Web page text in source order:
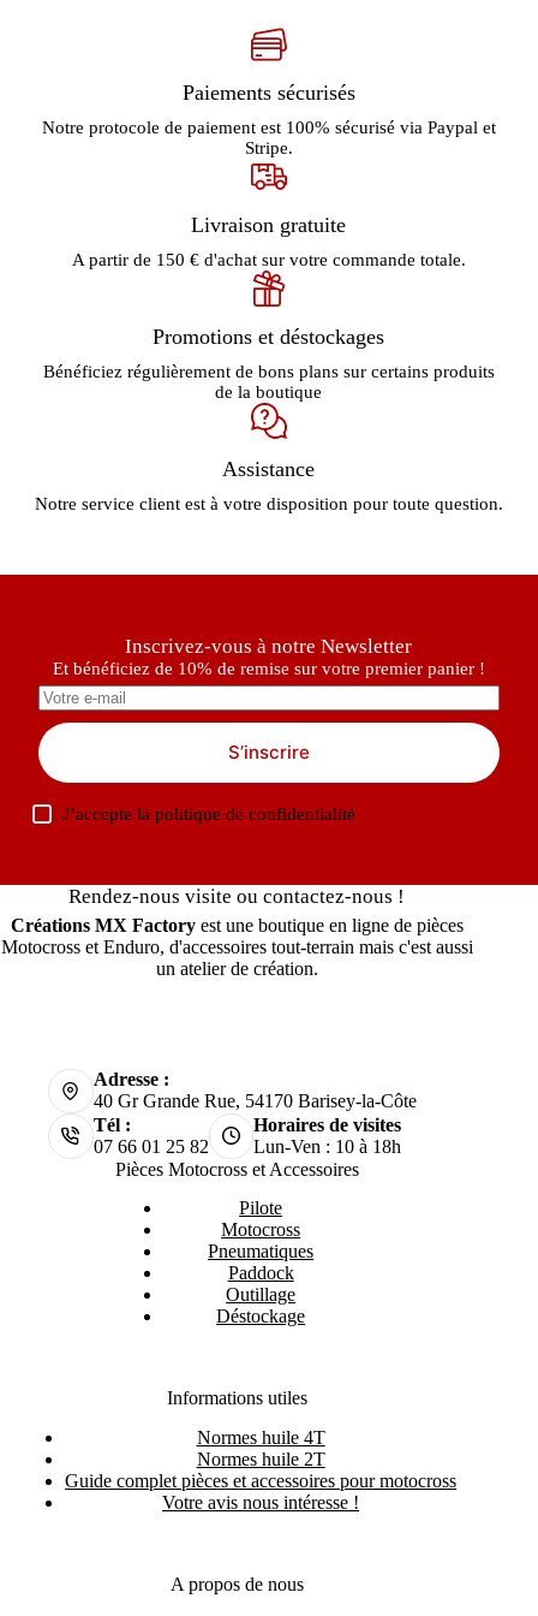
Paiements sécurisés
Notre protocole de paiement est 100% sécurisé via Paypal et
Stripe.
Livraison gratuite
A partir de 150 € d'achat sur votre commande totale.
Promotions et déstockages
Bénéficiez régulièrement de bons plans sur certains produits
de la boutique
Assistance
Notre service client est à votre disposition pour toute question.
Inscrivez-vous à notre Newsletter
Et bénéficiez de 10% de remise sur votre premier panier !
S’inscrire
J’accepte lapolitique de confidentialité
Rendez-nous visite ou contactez-nous !
Créations MX Factoryest une boutique en ligne de pièces
Motocross et Enduro, d'accessoires tout-terrain mais c'est aussi
un atelier de création.
Adresse :
40 Gr Grande Rue, 54170 Barisey-la-Côte
Tél :
07 66 01 25 82
Horaires de visites
Lun-Ven : 10 à 18h
Pièces Motocross et Accessoires
Pilote
Motocross
Pneumatiques
Paddock
Outillage
Déstockage
Informations utiles
Normes huile 4T
Normes huile 2T
Guide complet pièces et accessoires pour motocross
Votre avis nous intéresse !
A propos de nous